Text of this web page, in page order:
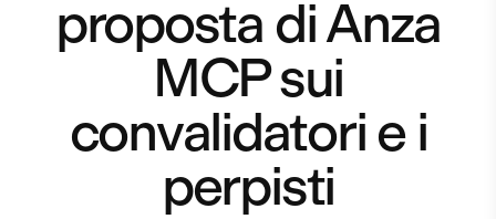
proposta di Anza
MCP sui
convalidatori e i
perpisti